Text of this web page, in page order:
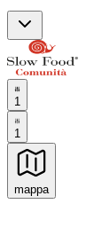
1
1
mappa
Esperienze